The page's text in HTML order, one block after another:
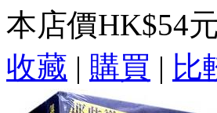
本店價HK$54元
收藏 | 購買 | 比